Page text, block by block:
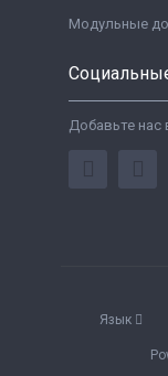
Модульные
Добавьте
Язык